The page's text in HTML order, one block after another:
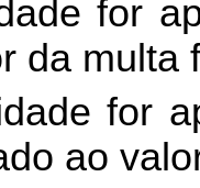
for
da multa
for
ao